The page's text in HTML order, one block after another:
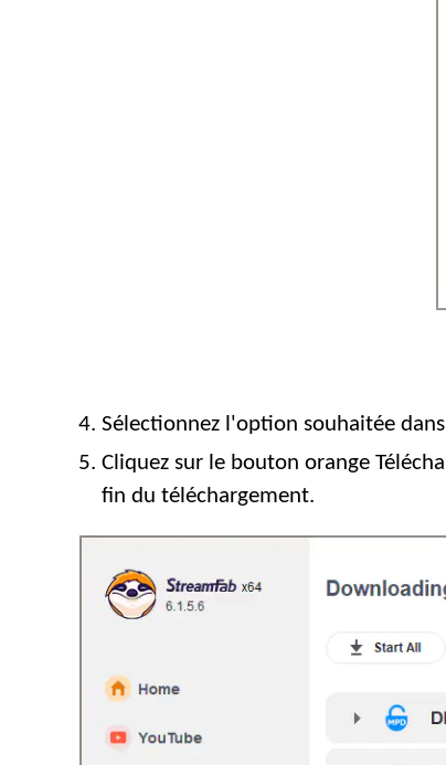
Sélectionnez l'option souhaitée
Cliquez sur le bouton orange
fin du téléchargement.